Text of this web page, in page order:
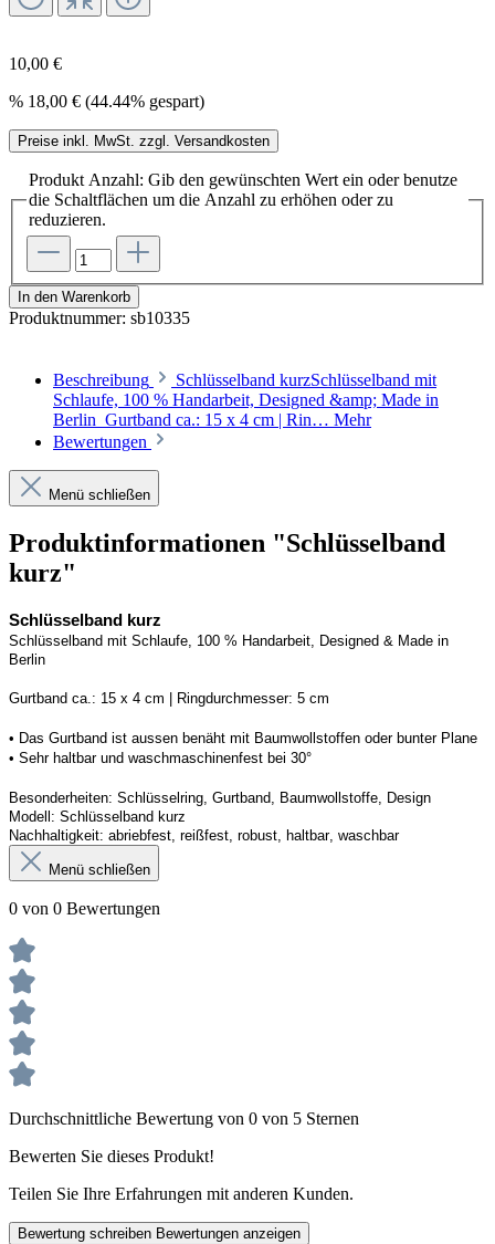
10,00 €
% 18,00 € (44.44% gespart)
Preise inkl. MwSt. zzgl. Versandkosten
Produkt Anzahl: Gib den gewünschten Wert ein oder benutze
die Schaltflächen um die Anzahl zu erhöhen oder zu
reduzieren.
In den Warenkorb
Produktnummer: sb10335
Beschreibung
Schlüsselband kurzSchlüsselband mit
Schlaufe, 100 % Handarbeit, Designed &amp; Made in
Berlin Gurtband ca.: 15 x 4 cm | Rin… Mehr
Bewertungen
Menü schließen
Produktinformationen "Schlüsselband
kurz"
Schlüsselband kurz
Schlüsselband mit Schlaufe, 100 % Handarbeit, Designed & Made in
Berlin
Gurtband ca.: 15 x 4 cm | Ringdurchmesser: 5 cm
• Das Gurtband ist aussen benäht mit Baumwollstoffen oder bunter Plane
• Sehr haltbar und waschmaschinenfest bei 30°
Besonderheiten: Schlüsselring, Gurtband, Baumwollstoffe, Design
Modell: Schlüsselband kurz
Nachhaltigkeit: abriebfest, reißfest, robust, haltbar, waschbar
Menü schließen
0 von 0 Bewertungen
Durchschnittliche Bewertung von 0 von 5 Sternen
Bewerten Sie dieses Produkt!
Teilen Sie Ihre Erfahrungen mit anderen Kunden.
Bewertung schreiben Bewertungen anzeigen